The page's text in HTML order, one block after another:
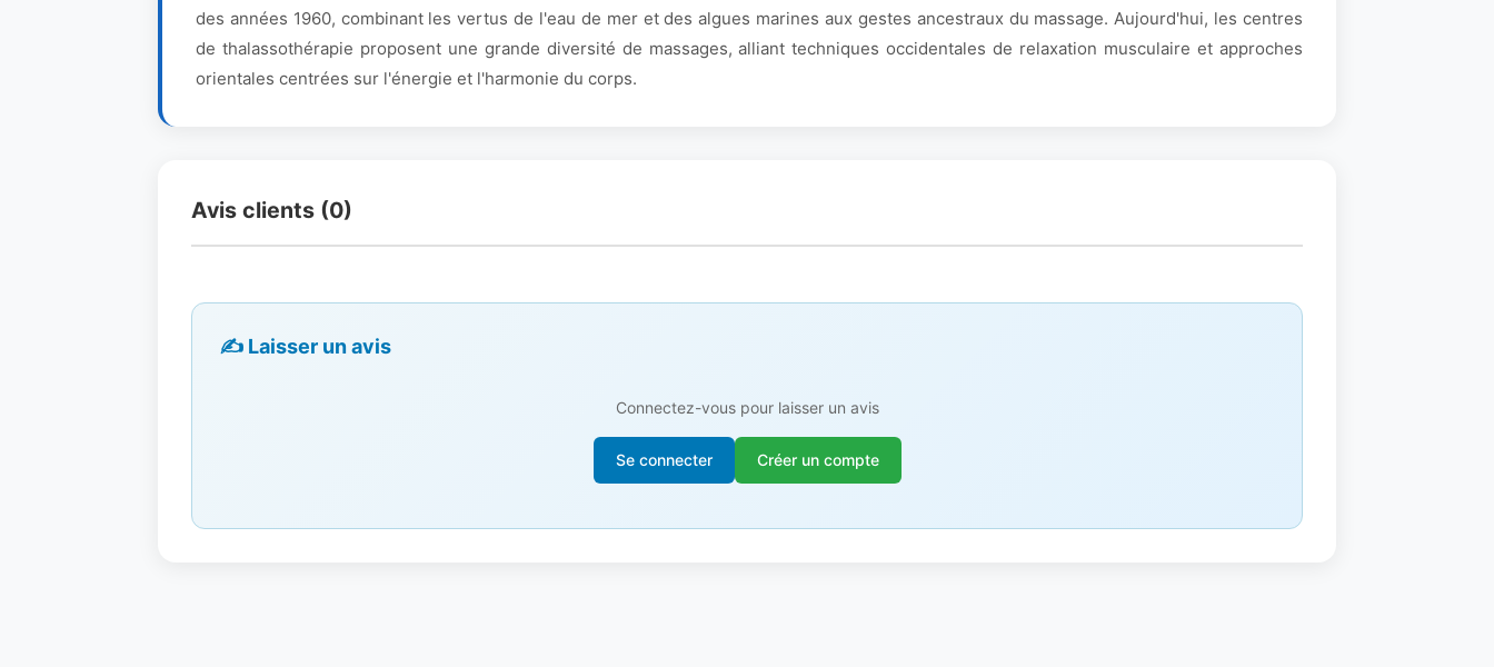
des années 1960, combinant les vertus de l'eau de mer et des algues marines aux gestes ancestraux du massage. Aujourd'hui, les centres
de thalassothérapie proposent une grande diversité de massages, alliant techniques occidentales de relaxation musculaire et approches
orientales centrées sur l'énergie et l'harmonie du corps.
Avis clients (0)
✍️ Laisser un avis
Connectez-vous pour laisser un avis
Se connecter Créer un compte